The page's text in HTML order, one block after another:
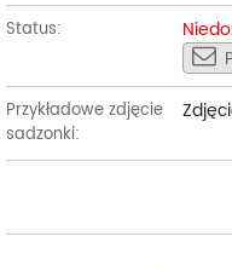
Status:
Przykładowe zdjęcie
sadzonki: